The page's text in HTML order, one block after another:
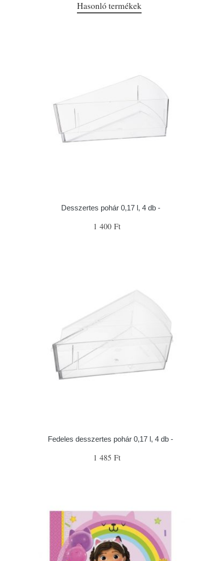
Hasonló termékek
Desszertes pohár 0,17 l, 4 db -
1 400 Ft
Fedeles desszertes pohár 0,17 l, 4 db -
1 485 Ft